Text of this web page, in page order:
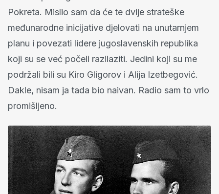
Pokreta. Mislio sam da će te dvije strateške
međunarodne inicijative djelovati na unutarnjem
planu i povezati lidere jugoslavenskih republika
koji su se već počeli razilaziti. Jedini koji su me
podržali bili su Kiro Gligorov i Alija Izetbegović.
Dakle, nisam ja tada bio naivan. Radio sam to vrlo
promišljeno.